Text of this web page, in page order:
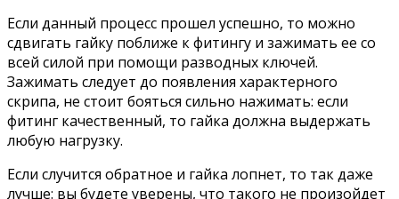
Если данный процесс прошел успешно, то можно
сдвигать гайку поближе к фитингу и зажимать ее со
всей силой при помощи разводных ключей.
Зажимать следует до появления характерного
скрипа, не стоит бояться сильно нажимать: если
фитинг качественный, то гайка должна выдержать
любую нагрузку.
Если случится обратное и гайка лопнет, то так даже
лучше: вы будете уверены, что такого не произойдет